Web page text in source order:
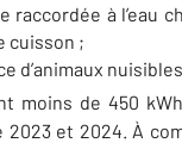
à l’eau
cuisson ;
d’animaux
moins de 450
et 2024. À